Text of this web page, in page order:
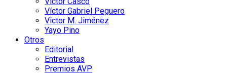
Víctor Gabriel Peguero
Victor M. Jiménez
Yayo Pino
Otros
Editorial
Entrevistas
Premios AVP